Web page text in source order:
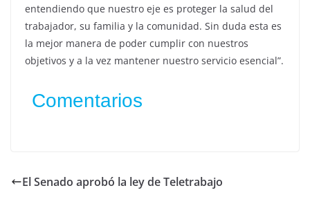
entendiendo que nuestro eje es proteger la salud del
trabajador, su familia y la comunidad. Sin duda esta es
la mejor manera de poder cumplir con nuestros
objetivos y a la vez mantener nuestro servicio esencial”.
Comentarios
El Senado aprobó la ley de Teletrabajo